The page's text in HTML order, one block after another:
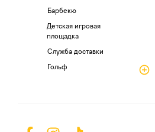
Барбекю
Детская игровая
площадка
Служба доставки
Гольф